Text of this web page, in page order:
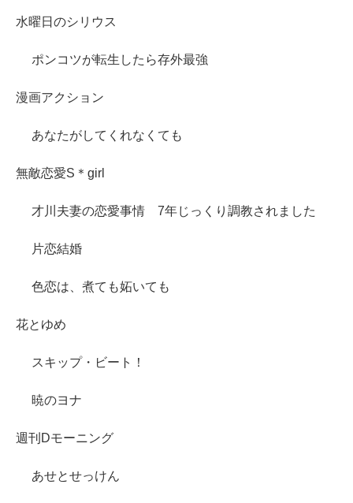
水曜日のシリウス
ポンコツが転生したら存外最強
漫画アクション
あなたがしてくれなくても
無敵恋愛S＊girl
才川夫妻の恋愛事情 7年じっくり調教されました
片恋結婚
色恋は、煮ても妬いても
花とゆめ
スキップ・ビート！
暁のヨナ
週刊Dモーニング
あせとせっけん